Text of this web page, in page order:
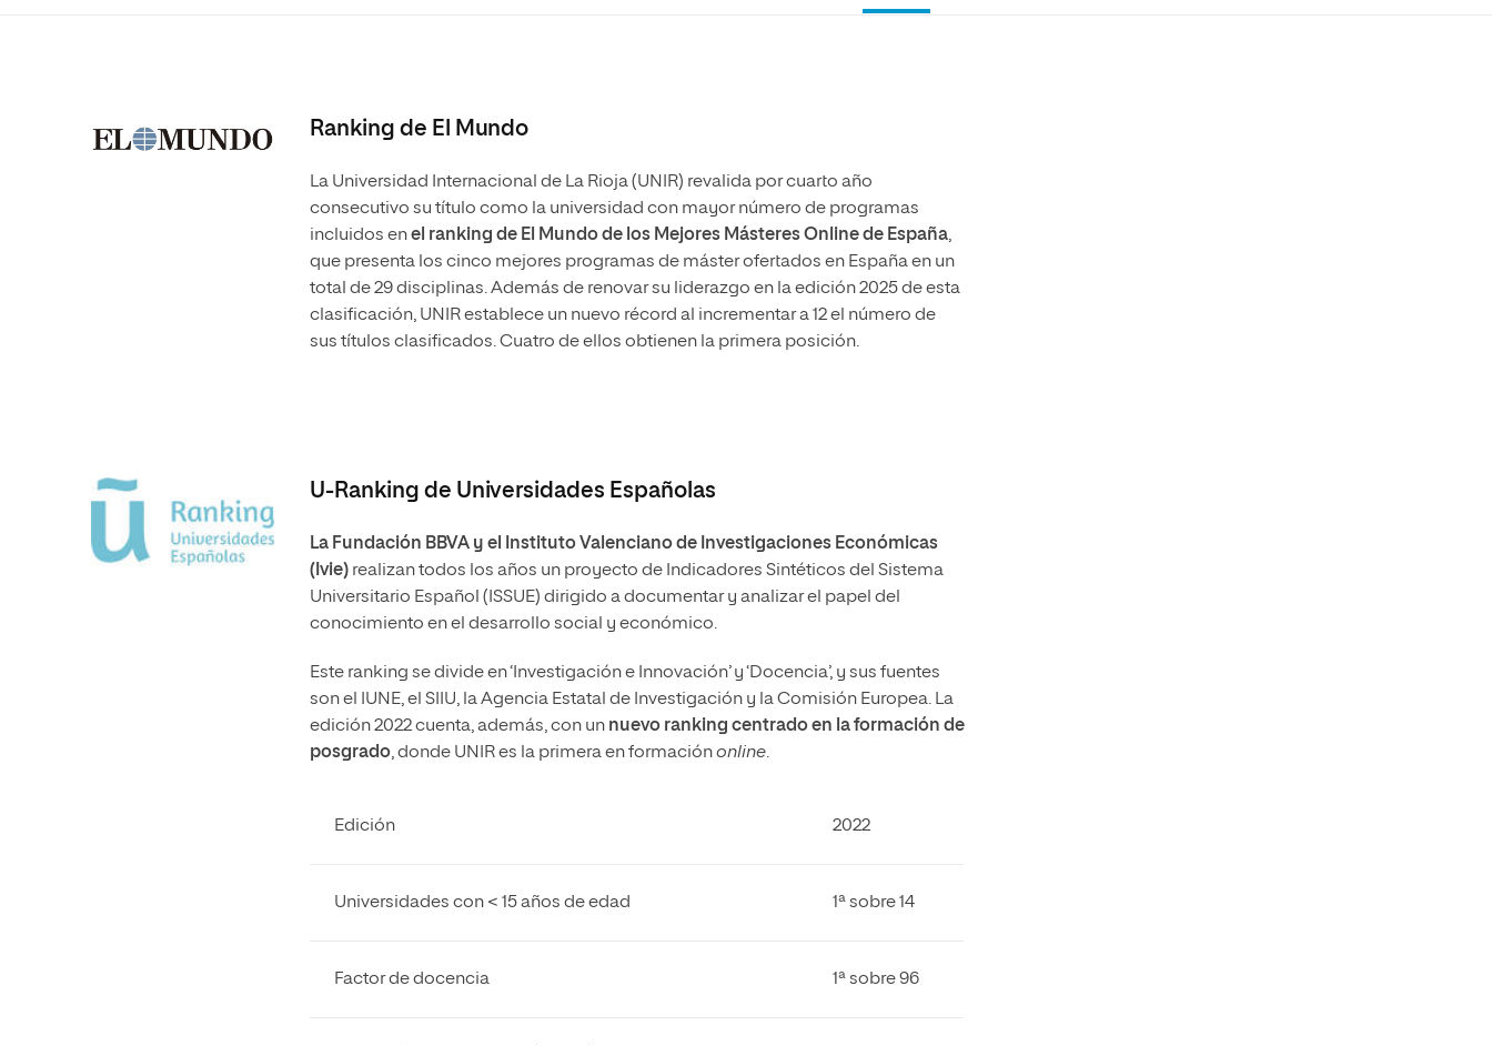
Ranking de El Mundo
La Universidad Internacional de La Rioja (UNIR) revalida por cuarto año
consecutivo su título como la universidad con mayor número de programas
incluidos enel ranking de El Mundo de los Mejores Másteres Online de España,
que presenta los cinco mejores programas de máster ofertados en España en un
total de 29 disciplinas. Además de renovar su liderazgo en la edición 2025 de esta
clasificación, UNIR establece un nuevo récord al incrementar a 12 el número de
sus títulos clasificados. Cuatro de ellos obtienen la primera posición.
U-Ranking de Universidades Españolas
La Fundación BBVA y el Instituto Valenciano de Investigaciones Económicas
(Ivie)realizan todos los años un proyecto de Indicadores Sintéticos del Sistema
Universitario Español (ISSUE) dirigido a documentar y analizar el papel del
conocimiento en el desarrollo social y económico.
Este ranking se divide en ‘Investigación e Innovación’ y ‘Docencia’, y sus fuentes
son el IUNE, el SIIU, la Agencia Estatal de Investigación y la Comisión Europea. La
edición 2022 cuenta, además, con un nuevo ranking centrado en la formación de
posgrado, donde UNIR es la primera en formaciónonline.
Edición 2022
Universidades con < 15 años de edad 1ª sobre 14
Factor de docencia 1ª sobre 96